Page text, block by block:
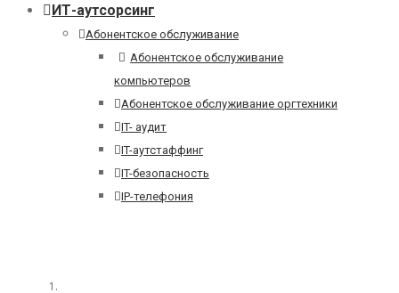
ИТ-аутсорсинг
Абонентское обслуживание
Абонентское обслуживание
компьютеров
Абонентское обслуживание оргтехники
IT- аудит
IT-аутстаффинг
IT-безопасность
IP-телефония